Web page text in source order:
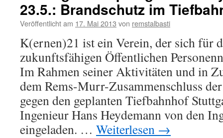
23.5.: Brandschutz im
Veröffentlicht am 17. Mai 2013 von remstalbasti
K(ernen)21 ist ein Verein, der sich für
zukunftsfähigen Öffentlichen
Im Rahmen seiner Aktivitäten und in
dem Rems-Murr-Zusammenschluss
gegen den geplanten Tiefbahnhof
Ingenieur Hans Heydemann von den
eingeladen. … Weiterlesen →